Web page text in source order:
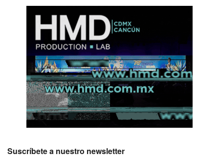
Suscríbete a nuestro newsletter